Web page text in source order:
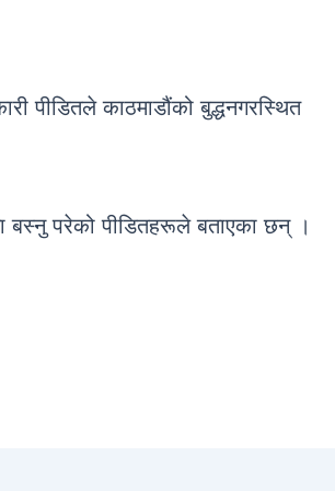
पीडितले काठमाडौंको बुद्धनगरस्थित
बस्नु परेको पीडितहरूले बताएका छन् ।